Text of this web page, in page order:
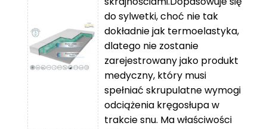
do
2
109 zł
360 zł
5
365 zł
do sylwetki, choć nie tak
dokładnie jak termoelastyka,
dlatego nie zostanie
zarejestrowany jako produkt
medyczny, który musi
spełniać skrupulatne wymogi
odciążenia kręgosłupa w
trakcie snu. Ma właściwości